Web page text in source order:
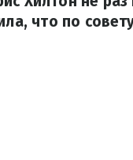
что по